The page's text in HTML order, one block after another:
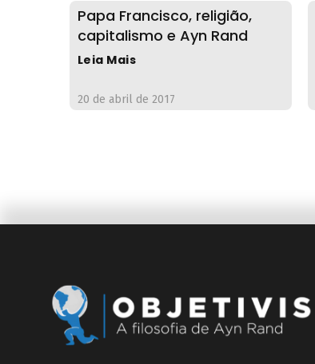
Papa Francisco, religião,
capitalismo e Ayn Rand
Leia Mais
20 de abril de 2017